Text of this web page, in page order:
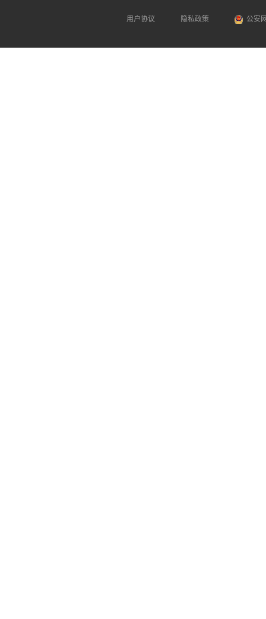
用户协议 隐私政策 公安